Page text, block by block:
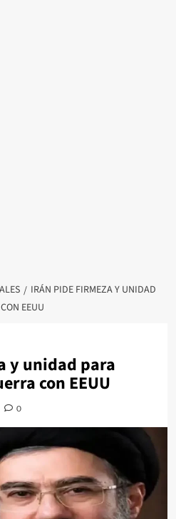
IRÁN PIDE FIRMEZA Y UNIDAD
EEUU
y unidad para
con EEUU
0